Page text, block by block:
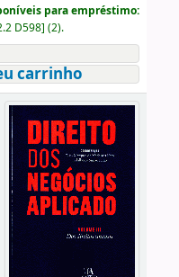
para empréstimo:
D598] (2).
carrinho